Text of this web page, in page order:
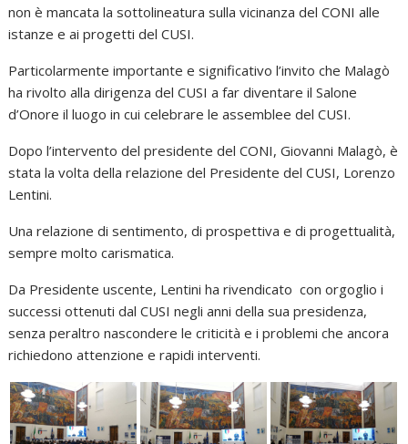
non è mancata la sottolineatura sulla vicinanza del CONI alle
istanze e ai progetti del CUSI.
Particolarmente importante e significativo l’invito che Malagò
ha rivolto alla dirigenza del CUSI a far diventare il Salone
d’Onore il luogo in cui celebrare le assemblee del CUSI.
Dopo l’intervento del presidente del CONI, Giovanni Malagò, è
stata la volta della relazione del Presidente del CUSI, Lorenzo
Lentini.
Una relazione di sentimento, di prospettiva e di progettualità,
sempre molto carismatica.
Da Presidente uscente, Lentini ha rivendicato con orgoglio i
successi ottenuti dal CUSI negli anni della sua presidenza,
senza peraltro nascondere le criticità e i problemi che ancora
richiedono attenzione e rapidi interventi.